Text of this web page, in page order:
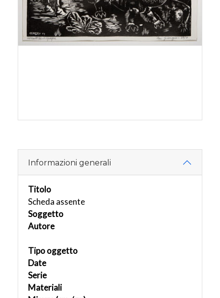
Informazioni generali
Titolo
Scheda assente
Soggetto
Autore
Tipo oggetto
Date
Serie
Materiali